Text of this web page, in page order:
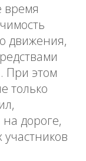
время
движения,
При этом
только
дороге,
участников